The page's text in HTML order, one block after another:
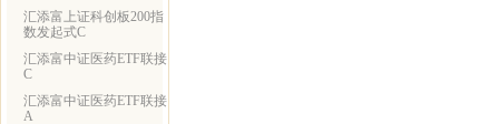
汇添富上证科创板200指
数发起式C
汇添富中证医药ETF联接
C
汇添富中证医药ETF联接
A